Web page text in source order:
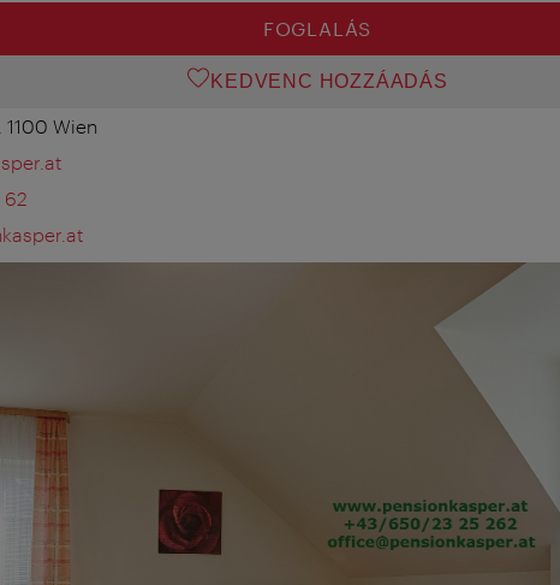
FOGLALÁS
KEDVENC HOZZÁADÁS
Wien
62